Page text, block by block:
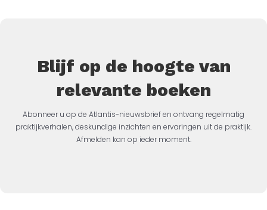
Blijf op de hoogte van
relevante boeken
Abonneer u op de Atlantis-nieuwsbrief en ontvang regelmatig
praktijkverhalen, deskundige inzichten en ervaringen uit de praktijk.
Afmelden kan op ieder moment.